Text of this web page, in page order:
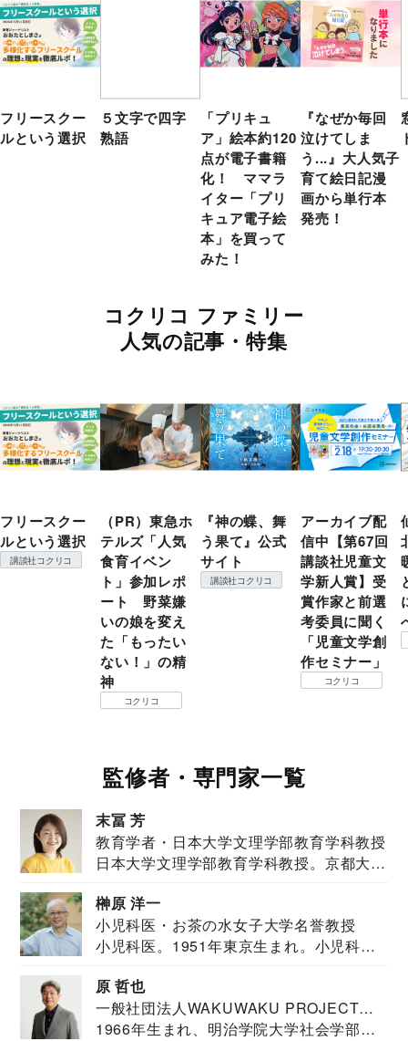
フリースクー
ルという選択
５文字で四字
熟語
「プリキュ
ア」絵本約120
点が電子書籍
化！ ママラ
イター「プリ
キュア電子絵
本」を買って
みた！
『なぜか毎回
泣けてしま
う...』大人気子
育て絵日記漫
画から単行本
発売！
コクリコ ファミリー
人気の記事・特集
フリースクー
ルという選択
講談社コクリコ
（PR）東急ホ
テルズ「人気
食育イベン
ト」参加レポ
ート 野菜嫌
いの娘を変え
た「もったい
ない！」の精
神
コクリコ
『神の蝶、舞
う果て』公式
サイト
講談社コクリコ
アーカイブ配
信中【第67回
講談社児童文
学新人賞】受
賞作家と前選
考委員に聞く
「児童文学創
作セミナー」
コクリコ
監修者・専門家一覧
末冨 芳
教育学者・日本大学文理学部教育学科教授
日本大学文理学部教育学科教授。京都大学
榊原 洋一
小児科医・お茶の水女子大学名誉教授
小児科医。1951年東京生まれ。小児科
原 哲也
一般社団法人WAKUWAKU PROJECT
JAPAN代表・言語聴覚士・社会福祉士
1966年生まれ、明治学院大学社会学部福